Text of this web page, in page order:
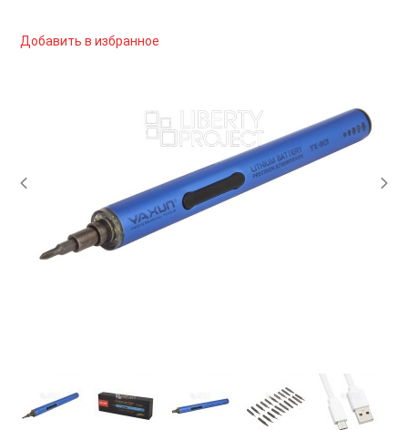
Добавить в избранное